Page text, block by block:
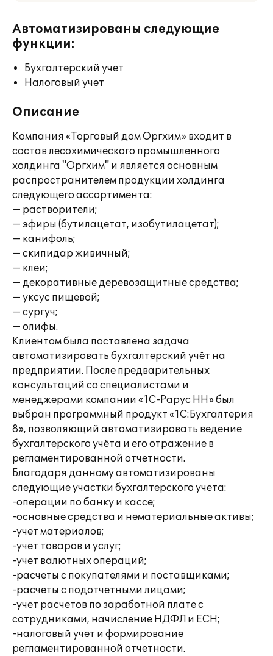
Автоматизированы следующие
функции:
Бухгалтерский учет
Налоговый учет
Описание
Компания «Торговый дом Оргхим» входит в
состав лесохимического промышленного
холдинга "Оргхим" и является основным
распространителем продукции холдинга
следующего ассортимента:
— растворители;
— эфиры (бутилацетат, изобутилацетат);
— канифоль;
— скипидар живичный;
— клеи;
— декоративные деревозащитные средства;
— уксус пищевой;
— сургуч;
— олифы.
Клиентом была поставлена задача
автоматизировать бухгалтерский учёт на
предприятии. После предварительных
консультаций со специалистами и
менеджерами компании «1С-Рарус НН» был
выбран программный продукт «1С:Бухгалтерия
8», позволяющий автоматизировать ведение
бухгалтерского учёта и его отражение в
регламентированной отчетности.
Благодаря данному автоматизированы
следующие участки бухгалтерского учета:
-операции по банку и кассе;
-основные средства и нематериальные активы;
-учет материалов;
-учет товаров и услуг;
-учет валютных операций;
-расчеты с покупателями и поставщиками;
-расчеты с подотчетными лицами;
-учет расчетов по заработной плате с
сотрудниками, начисление НДФЛ и ЕСН;
-налоговый учет и формирование
регламентированной отчетности.